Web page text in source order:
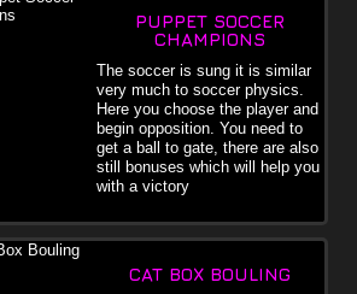
PUPPET SOCCER
CHAMPIONS
The soccer is sung it is similar
very much to soccer physics.
Here you choose the player and
begin opposition. You need to
get a ball to gate, there are also
still bonuses which will help you
with a victory
CAT BOX BOULING